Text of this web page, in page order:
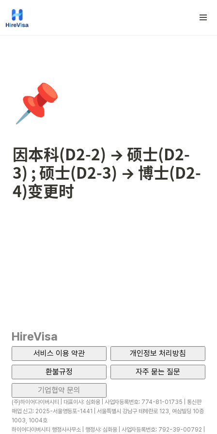
📌
因本科(D2-2) → 硕士(D2-
3) ; 硕士(D2-3) → 博士(D2-
4)变更时
HireVisa
서비스 이용 약관
개인정보 처리방침
환불규정
자주 묻는 질문
기업협약 문의
(주)하이어다이버시티 | 대표이사: 심화용 | 사업자등록번호: 774-81-01735 | 통신판
매업 신고: 2025-서울영등포-1441 | 서울특별시 강남구 테헤란로 123, 여삼빌딩 10층
1003, 1004호
하이어다이버시티 행정사사무소 | 행정사: 심화용 | 사업자등록번호: 792-39-00792 |